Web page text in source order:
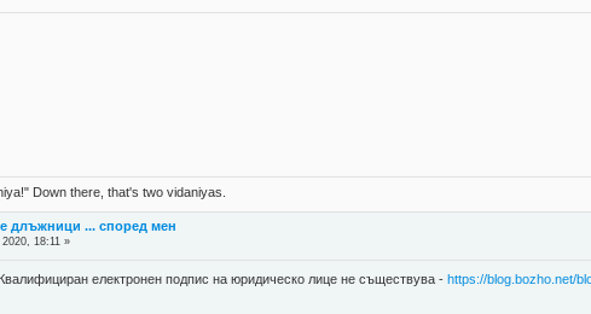
Down there, that's two vidaniyas.
длъжници ... според мен
18:11 »
електронен подпис на юридическо лице не съществува - https://blog.bozho.net/